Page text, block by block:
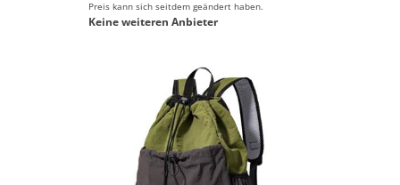
Preis kann sich seitdem geändert haben.
Keine weiteren Anbieter